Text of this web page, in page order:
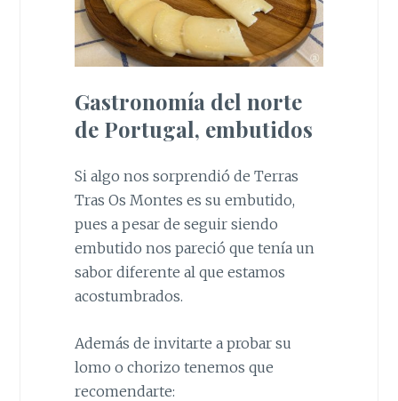
Gastronomía del norte
de Portugal, embutidos
Si algo nos sorprendió de Terras
Tras Os Montes es su embutido,
pues a pesar de seguir siendo
embutido nos pareció que tenía un
sabor diferente al que estamos
acostumbrados.
Además de invitarte a probar su
lomo o chorizo tenemos que
recomendarte: